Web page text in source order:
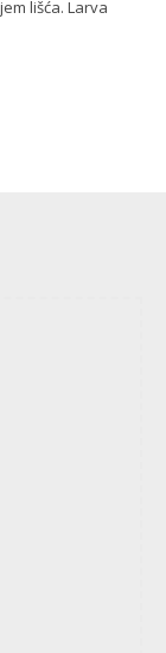
lišća. Larva